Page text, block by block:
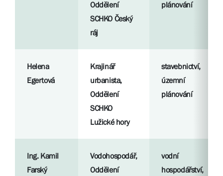
Oddělení
SCHKO Český
ráj
plánování
Helena
Egertová
Krajinář
urbanista,
Oddělení
SCHKO
Lužické hory
stavebnictví,
územní
plánování
Ing. Kamil
Farský
Vodohospodář,
Oddělení
vodní
hospodářství,